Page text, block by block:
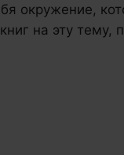
окружение,
на эту тему,